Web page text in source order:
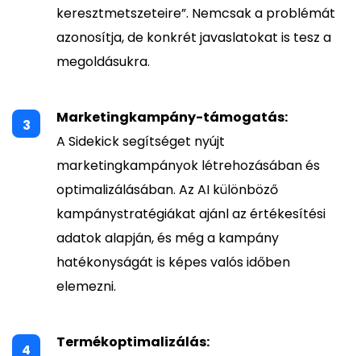
keresztmetszeteire”. Nemcsak a problémát
azonosítja, de konkrét javaslatokat is tesz a
megoldásukra.
Marketingkampány-támogatás:
A Sidekick segítséget nyújt
marketingkampányok létrehozásában és
optimalizálásában. Az AI különböző
kampánystratégiákat ajánl az értékesítési
adatok alapján, és még a kampány
hatékonyságát is képes valós időben
elemezni.
Termékoptimalizálás: